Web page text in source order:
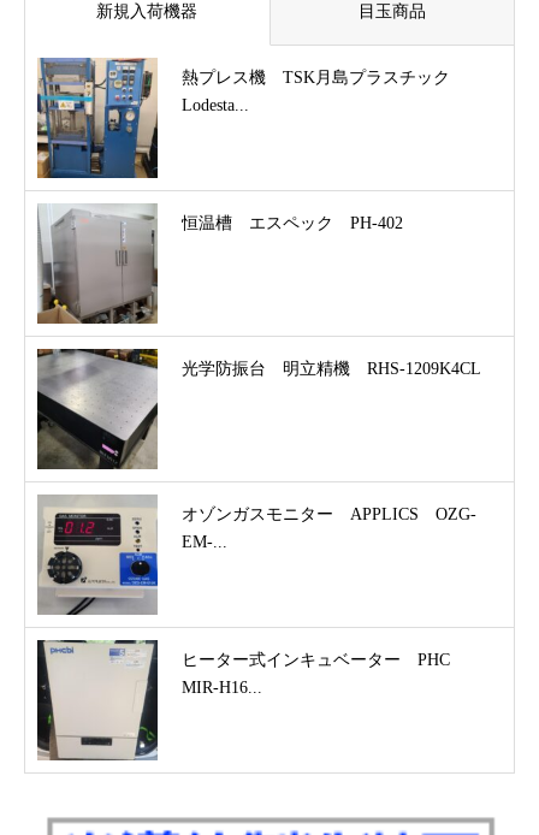
新規入荷機器 目玉商品
熱プレス機 TSK月島プラスチック
Lodesta...
恒温槽 エスペック PH-402
光学防振台 明立精機 RHS-1209K4CL
オゾンガスモニター APPLICS OZG-
EM-...
ヒーター式インキュベーター PHC
MIR-H16...